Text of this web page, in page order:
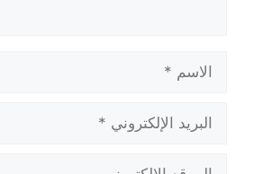
الاسم
البريد
الإلكتروني
الموقع